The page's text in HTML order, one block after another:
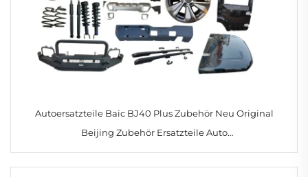
Autoersatzteile Baic BJ40 Plus Zubehör Neu Original
Beijing Zubehör Ersatzteile Auto
Komplettkörpereinbauten